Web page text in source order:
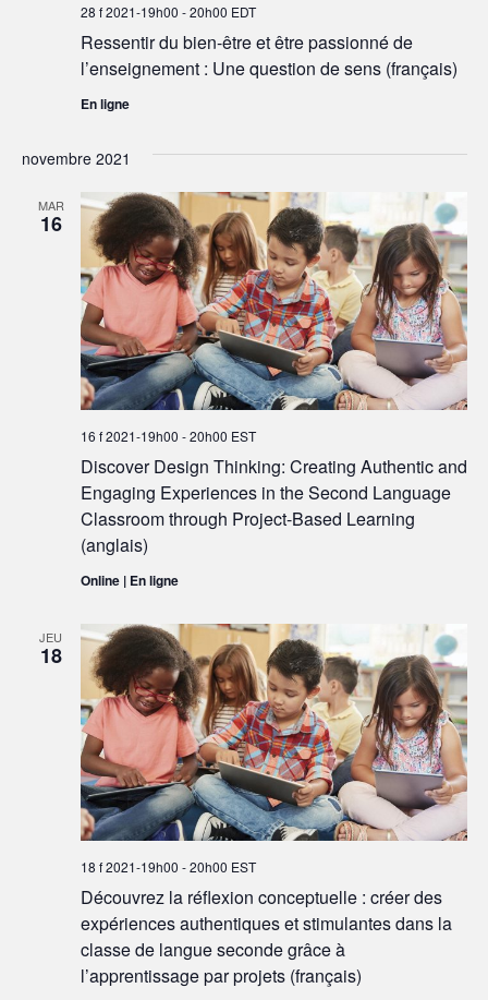
Ressentir du bien-être et être passionné de
l’enseignement : Une question de sens (français)
28 f 2021-19h00 -20h00 EDT
En ligne
novembre 2021
MAR
16
Discover Design Thinking: Creating Authentic and
Engaging Experiences in the Second Language
Classroom through Project-Based Learning
(anglais)
16 f 2021-19h00 -20h00 EST
Online | En ligne
JEU
18
Découvrez la réflexion conceptuelle : créer des
expériences authentiques et stimulantes dans la
classe de langue seconde grâce à
l’apprentissage par projets (français)
18 f 2021-19h00 -20h00 EST